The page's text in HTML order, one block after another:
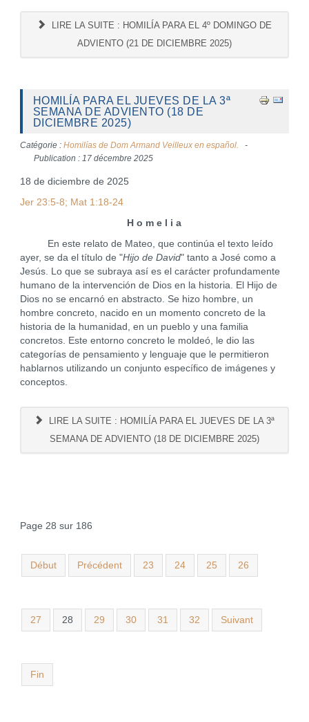
LIRE LA SUITE : HOMILÍA PARA EL 4º DOMINGO DE
ADVIENTO (21 DE DICIEMBRE 2025)
HOMILÍA PARA EL JUEVES DE LA 3ª
SEMANA DE ADVIENTO (18 DE
DICIEMBRE 2025)
Catégorie : Homilías de Dom Armand Veilleux en español.
Publication : 17 décembre 2025
18 de diciembre de 2025
Jer 23:5-8; Mat 1:18-24
H o m e l i a
En este relato de Mateo, que continúa el texto leído
ayer, se da el título de "Hijo de David" tanto a José como a
Jesús. Lo que se subraya así es el carácter profundamente
humano de la intervención de Dios en la historia. El Hijo de
Dios no se encarnó en abstracto. Se hizo hombre, un
hombre concreto, nacido en un momento concreto de la
historia de la humanidad, en un pueblo y una familia
concretos. Este entorno concreto le moldeó, le dio las
categorías de pensamiento y lenguaje que le permitieron
hablarnos utilizando un conjunto específico de imágenes y
conceptos.
LIRE LA SUITE : HOMILÍA PARA EL JUEVES DE LA 3ª
SEMANA DE ADVIENTO (18 DE DICIEMBRE 2025)
Page 28 sur 186
Début Précédent 23 24 25 26
27 28 29 30 31 32 Suivant
Fin